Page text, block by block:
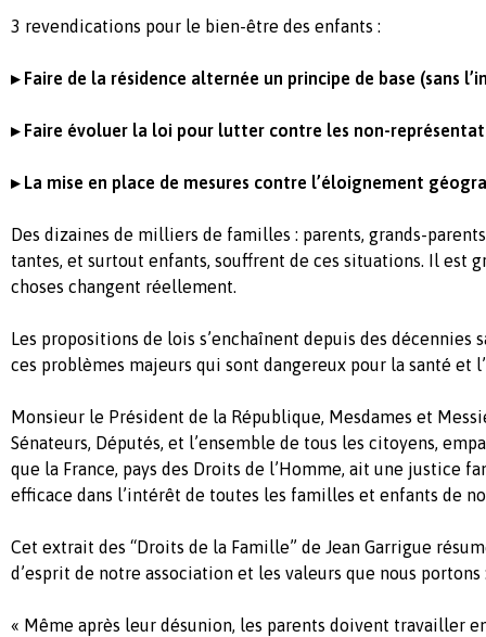
3 revendications pour le bien-être des enfants :
▸Faire de la résidence alternée un principe de base (sans
▸Faire évoluer la loi pour lutter contre les non-
▸La mise en place de mesures contre l’éloignement
Des dizaines de milliers de familles : parents, grands-
tantes, et surtout enfants, souffrent de ces situations. Il est
choses changent réellement.
Les propositions de lois s’enchaînent depuis des décennies
ces problèmes majeurs qui sont dangereux pour la santé et
Monsieur le Président de la République, Mesdames et
Sénateurs, Députés, et l’ensemble de tous les citoyens,
que la France, pays des Droits de l’Homme, ait une justice
efficace dans l’intérêt de toutes les familles et enfants de
Cet extrait des “Droits de la Famille” de Jean Garrigue
d’esprit de notre association et les valeurs que nous portons
« Même après leur désunion, les parents doivent travailler